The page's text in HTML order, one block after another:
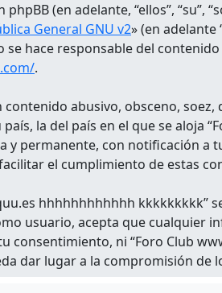
(en adelante, “ellos”, “su”,
General GNU v2» (en adelante
se hace responsable del
.
abusivo, obsceno,
la del país en el que se
y permanente, con notificación a
el cumplimiento de estas
hhhhhhhhhhhh kkkkkkkkk”
usuario, acepta que cualquier
consentimiento, ni “Foro Club
dar lugar a la compromisión de